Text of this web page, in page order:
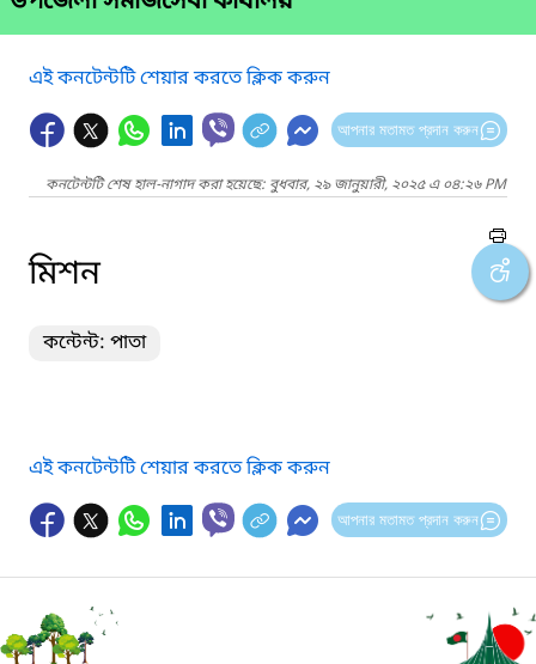
এই কনটেন্টটি শেয়ার করতে ক্লিক করুন
আপনার মতামত প্রদান করুন
কনটেন্টটি শেষ হাল-নাগাদ করা হয়েছে: বুধবার, ২৯ জানুয়ারী, ২০২৫ এ ০৪:২৬ PM
মিশন
কন্টেন্ট: পাতা
এই কনটেন্টটি শেয়ার করতে ক্লিক করুন
আপনার মতামত প্রদান করুন